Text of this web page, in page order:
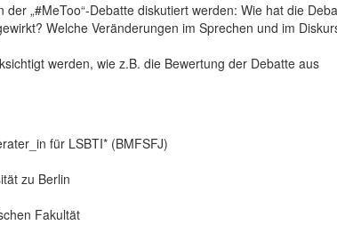
„#MeToo“-Debatte diskutiert werden: Wie hat die
Welche Veränderungen im Sprechen und im
werden, wie z.B. die Bewertung der Debatte aus
für LSBTI* (BMFSFJ)
zu Berlin
Fakultät